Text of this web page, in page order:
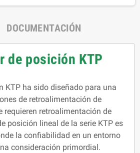
DOCUMENTACIÓN
de posición KTP
KTP ha sido diseñado para una
de retroalimentación de
requieren retroalimentación de
posición lineal de la serie KTP es
la confiabilidad en un entorno
consideración primordial.